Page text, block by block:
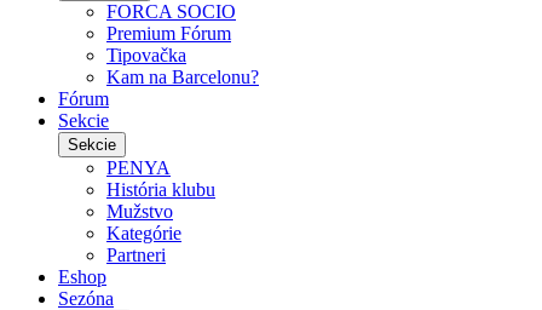
FORCA SOCIO
Premium Fórum
Tipovačka
Kam na Barcelonu?
Fórum
Sekcie
Sekcie
PENYA
História klubu
Mužstvo
Kategórie
Partneri
Eshop
Sezóna